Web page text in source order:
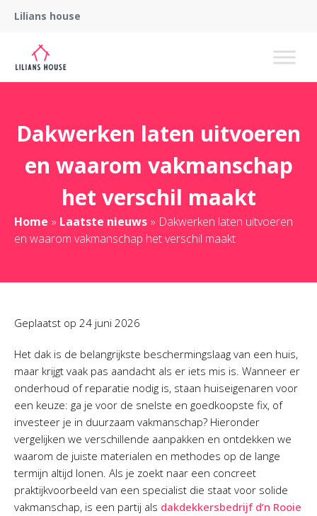
Lilians house
Dakwerken laten uitvoeren
en waarom vakmanschap
het verschil maakt
Home » Laatste nieuws » Dakwerken laten uitvoeren
en waarom vakmanschap het verschil maakt
Geplaatst op 24 juni 2026
Het dak is de belangrijkste beschermingslaag van een huis,
maar krijgt vaak pas aandacht als er iets mis is. Wanneer er
onderhoud of reparatie nodig is, staan huiseigenaren voor
een keuze: ga je voor de snelste en goedkoopste fix, of
investeer je in duurzaam vakmanschap? Hieronder
vergelijken we verschillende aanpakken en ontdekken we
waarom de juiste materialen en methodes op de lange
termijn altijd lonen. Als je zoekt naar een concreet
praktijkvoorbeeld van een specialist die staat voor solide
vakmanschap, is een partij als dakdekkersbedrijf d’n Rooie